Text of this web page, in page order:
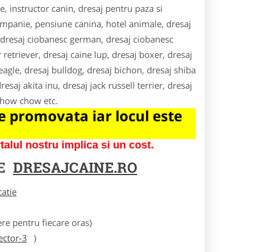
instructor canin, dresaj pentru paza si
pensiune canina, hotel animale, dresaj
ciobanesc german, dresaj ciobanesc
dresaj caine lup, dresaj boxer, dresaj
dresaj bulldog, dresaj bichon, dresaj shiba
akita inu, dresaj jack russell terrier, dresaj
chow etc.
promovata iar locul este
nostru implica si un cost.
DRESAJCAINE.RO
pentru fiecare oras)
3
)